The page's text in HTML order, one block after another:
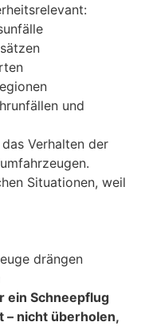
und
Verhalten der
Situationen, weil
drängen
ein Schneepflug
– nicht überholen,